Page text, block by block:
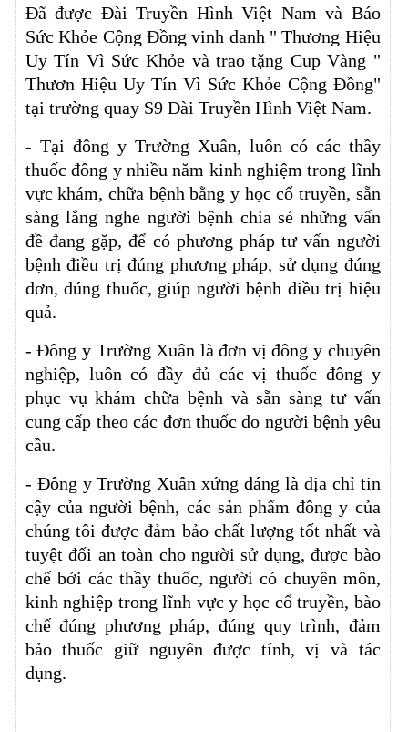
Đã được Đài Truyền Hình Việt Nam và Báo
Sức Khỏe Cộng Đồng vinh danh " Thương Hiệu
Uy Tín Vì Sức Khỏe và trao tặng Cup Vàng "
Thươn Hiệu Uy Tín Vì Sức Khỏe Cộng Đồng"
tại trường quay S9 Đài Truyền Hình Việt Nam.
- Tại đông y Trường Xuân, luôn có các thầy
thuốc đông y nhiều năm kinh nghiệm trong lĩnh
vực khám, chữa bệnh bằng y học cổ truyền, sẵn
sàng lắng nghe người bệnh chia sẻ những vấn
đề đang gặp, để có phương pháp tư vấn người
bệnh điều trị đúng phương pháp, sử dụng đúng
đơn, đúng thuốc, giúp người bệnh điều trị hiệu
quả.
- Đông y Trường Xuân là đơn vị đông y chuyên
nghiệp, luôn có đầy đủ các vị thuốc đông y
phục vụ khám chữa bệnh và sẵn sàng tư vấn
cung cấp theo các đơn thuốc do người bệnh yêu
cầu.
- Đông y Trường Xuân xứng đáng là địa chỉ tin
cậy của người bệnh, các sản phẩm đông y của
chúng tôi được đảm bảo chất lượng tốt nhất và
tuyệt đối an toàn cho người sử dụng, được bào
chế bởi các thầy thuốc, người có chuyên môn,
kinh nghiệp trong lĩnh vực y học cổ truyền, bào
chế đúng phương pháp, đúng quy trình, đảm
bảo thuốc giữ nguyên được tính, vị và tác
dụng.